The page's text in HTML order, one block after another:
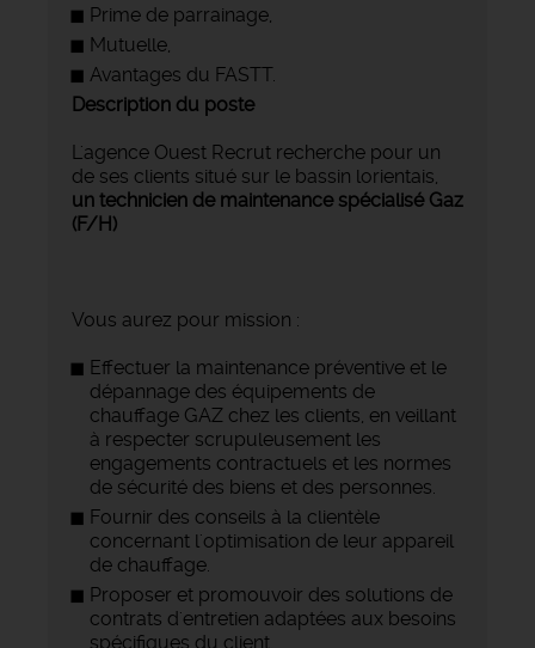
Prime de parrainage,
Mutuelle,
Avantages du FASTT.
Description du poste
L'agence Ouest Recrut recherche pour un
de ses clients situé sur le bassin lorientais,
un technicien de maintenance spécialisé Gaz
(F/H)
Vous aurez pour mission :
Effectuer la maintenance préventive et le
dépannage des équipements de
chauffage GAZ chez les clients, en veillant
à respecter scrupuleusement les
engagements contractuels et les normes
de sécurité des biens et des personnes.
Fournir des conseils à la clientèle
concernant l'optimisation de leur appareil
de chauffage.
Proposer et promouvoir des solutions de
contrats d'entretien adaptées aux besoins
spécifiques du client.